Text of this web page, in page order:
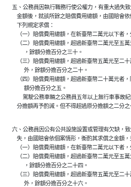
五、公務員因執行職務行使公權力，有重大過失
金額後，就該所餘之賠償費用總額，由國賠會
    下列規定求償：
（一）賠償費用總額，在新臺幣二萬元以下者
（二）賠償費用總額，超過新臺幣二萬元至五
          ，餘額分擔百分之三十。
（三）賠償費用總額，超過新臺幣五萬元至二
          外，餘額分擔百分之二十。
（四）賠償費用總額，超過新臺幣二十萬元者
          額分擔百分之五。
駕駛公務車輛之公務員五年以上無行車事故紀
分擔額再予酌減。但不得超過原分擔額之二分之
六、公務員因公有公共設施設置或管理有欠缺，
失，由國賠會依個案情形，衡酌其求償之金額
（一）賠償費用總額，在新臺幣二萬元以下者
（二）賠償費用總額，超過新臺幣二萬元至五
          ，餘額分擔百分之二十四。
（三）賠償費用總額，超過新臺幣五萬元至二
          外，餘額分擔百分之十六。